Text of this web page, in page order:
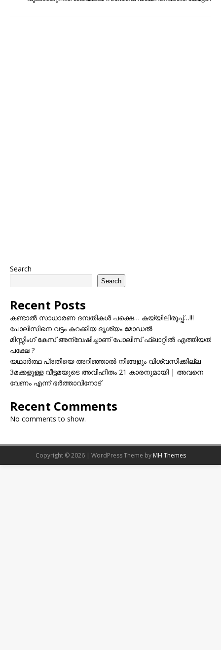
Search
Search
Recent Posts
കണ്ടാൽ സാധാരണ ദമ്പതികൾ പക്ഷെ… കയ്യിലിരുപ്പ്…!!!
പോലീസിനെ വട്ടം കറക്കിയ ദൃശ്യം മോഡല്‍
മിസ്സിംഗ് കേസ് അന്വേഷിച്ചാണ് പോലീസ് ഫ്ലാറ്റിൽ എത്തിയത്
പക്ഷേ ?
യഥാർത്ഥ പ്രതിയെ അറിഞ്ഞാൽ നിങ്ങളും വിശ്വസിക്കില്ല
3മക്കളുള്ള വീട്ടമയുടെ അവിഹിതം 21 കാരനുമായി | അവനെ
വേണം എന്ന് ഭർത്താവിനോട്
Recent Comments
No comments to show.
Copyright © 2026 | WordPress Theme by MH Themes